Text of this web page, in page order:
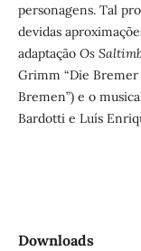
personagens. Tal
devidas
adaptação Os
Grimm “Die Bremer
Bremen”) e o
Bardotti e Luís
Downloads